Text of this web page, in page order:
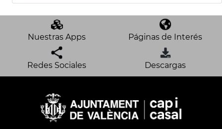
Nuestras Apps Páginas de Interés
Redes Sociales Descargas